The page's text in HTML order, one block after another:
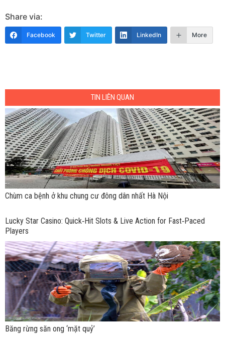
Share via:
Facebook Twitter LinkedIn More
TIN LIÊN QUAN
Chùm ca bệnh ở khu chung cư đông dân nhất Hà Nội
Lucky Star Casino: Quick‑Hit Slots & Live Action for Fast‑Paced
Players
Băng rừng săn ong ‘mặt quỷ’